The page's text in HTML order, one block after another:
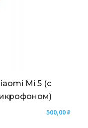
Mi 5 (с
500,00₽